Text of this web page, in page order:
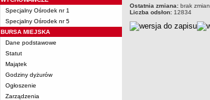
Specjalny Ośrodek nr 1
Specjalny Ośrodek nr 5
BURSA MIEJSKA
Dane podstawowe
Statut
Majątek
Godziny dyżurów
Ogłoszenie
Zarządzenia
Ostatnia zmiana: brak zmian
Liczba odsłon: 12834